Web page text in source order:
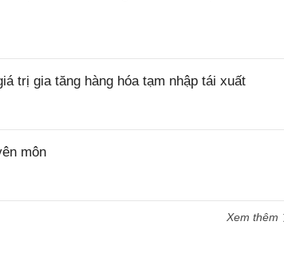
trị gia tăng hàng hóa tạm nhập tái xuất
môn
Xem thêm